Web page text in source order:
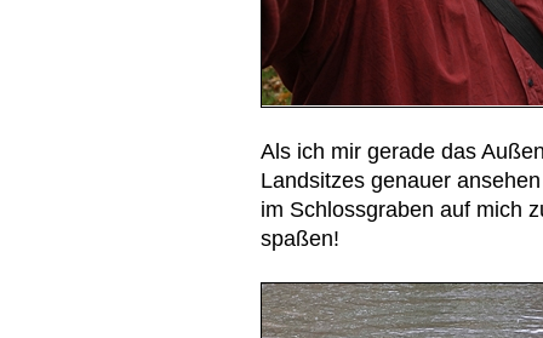
Als ich mir gerade das
Landsitzes genauer
im Schlossgraben auf mich
spaßen!